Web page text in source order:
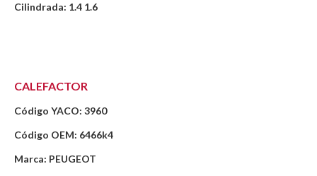
Cilindrada: 1.4 1.6
CALEFACTOR
Código YACO: 3960
Código OEM: 6466k4
Marca: PEUGEOT